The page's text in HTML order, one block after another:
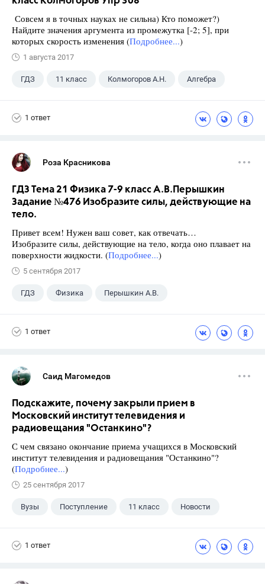
Совсем я в точных науках не сильна) Кто поможет?)
Найдите значения аргумента из промежутка [-2; 5], при
которых скорость изменения (Подробнее...)
1 августа 2017
ГДЗ 11 класс Колмогоров А.Н. Алгебра
1 ответ
Роза Красникова
ГДЗ Тема 21 Физика 7-9 класс А.В.Перышкин
Задание №476 Изобразите силы, действующие на
тело.
Привет всем! Нужен ваш совет, как отвечать…
Изобразите силы, действующие на тело, когда оно плавает на
поверхности жидкости. (Подробнее...)
5 сентября 2017
ГДЗ Физика Перышкин А.В.
1 ответ
Саид Магомедов
Подскажите, почему закрыли прием в
Московский институт телевидения и
радиовещания "Останкино"?
С чем связано окончание приема учащихся в Московский
институт телевидения и радиовещания "Останкино"?
(Подробнее...)
25 сентября 2017
Вузы Поступление 11 класс Новости
1 ответ